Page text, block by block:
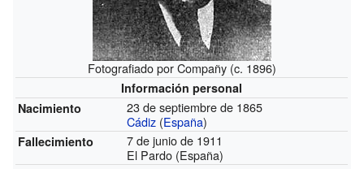
Fotografiado por Compañy (c. 1896)
Información personal
Nacimiento
23 de septiembre de 1865
Cádiz (España)
Fallecimiento
7 de junio de 1911
El Pardo (España)